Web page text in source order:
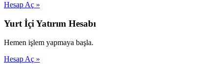
Hesap Aç »
Yurt İçi Yatırım Hesabı
Hemen işlem yapmaya başla.
Hesap Aç »